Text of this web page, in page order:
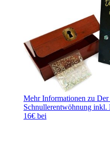
Mehr Informationen zu
Schnullerentwöhnung inkl.
16€ bei